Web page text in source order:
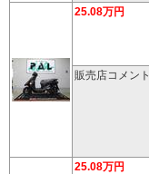
25.08万円
販売店コメント
25.08万円